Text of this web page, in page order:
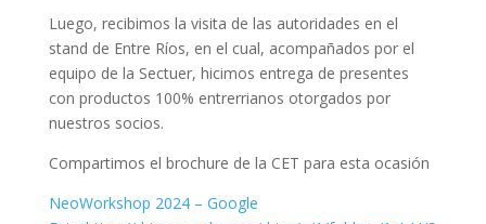
Luego, recibimos la visita de las autoridades en el
stand de Entre Ríos, en el cual, acompañados por el
equipo de la Sectuer, hicimos entrega de presentes
con productos 100% entrerrianos otorgados por
nuestros socios.
Compartimos el brochure de la CET para esta ocasión
NeoWorkshop 2024 – Google